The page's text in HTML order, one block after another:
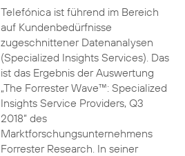
Telefónica ist führend im Bereich
auf Kundenbedürfnisse
zugeschnittener Datenanalysen
(Specialized Insights Services). Das
ist das Ergebnis der Auswertung
„The Forrester Wave™: Specialized
Insights Service Providers, Q3
2018“ des
Marktforschungsunternehmens
Forrester Research. In seiner